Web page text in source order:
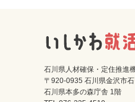
石川県人材確保・定住推進
〒920-0935 石川県金沢市
石川県本多の森庁舎 1階